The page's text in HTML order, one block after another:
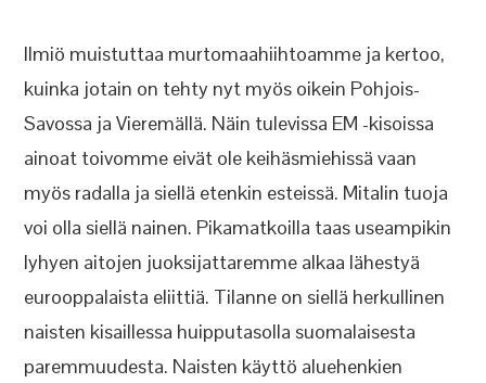
Ilmiö muistuttaa murtomaahiihtoamme ja kertoo,
kuinka jotain on tehty nyt myös oikein Pohjois-
Savossa ja Vieremällä. Näin tulevissa EM -kisoissa
ainoat toivomme eivät ole keihäsmiehissä vaan
myös radalla ja siellä etenkin esteissä. Mitalin tuoja
voi olla siellä nainen. Pikamatkoilla taas useampikin
lyhyen aitojen juoksijattaremme alkaa lähestyä
eurooppalaista eliittiä. Tilanne on siellä herkullinen
naisten kisaillessa huipputasolla suomalaisesta
paremmuudesta. Naisten käyttö aluehenkien